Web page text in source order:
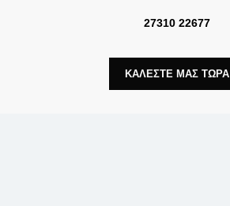
27310 22677
ΚΑΛΕΣΤΕ ΜΑΣ ΤΩΡΑ